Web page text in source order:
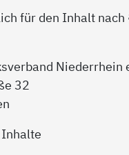
für den Inhalt nach
Niederrhein
32